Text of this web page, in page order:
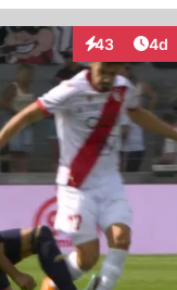
43
Interaktionen
4d